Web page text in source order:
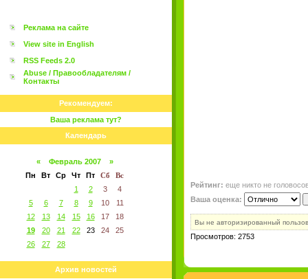
Реклама на сайте
View site in English
RSS Feeds 2.0
Abuse / Правообладателям /
Контакты
Рекомендуем:
Ваша реклама тут?
Календарь
« Февраль 2007
»
Пн
Вт Ср Чт Пт Сб
Вс
1
2 3
4
5
6 7 8 9 10
11
12
13 14 15 16 17
18
19
20 21 22 23 24
25
26
27 28
Архив новостей
Рейтинг: еще никто не
Ваша оценка:
Вы не авторизированный
Просмотров: 2753